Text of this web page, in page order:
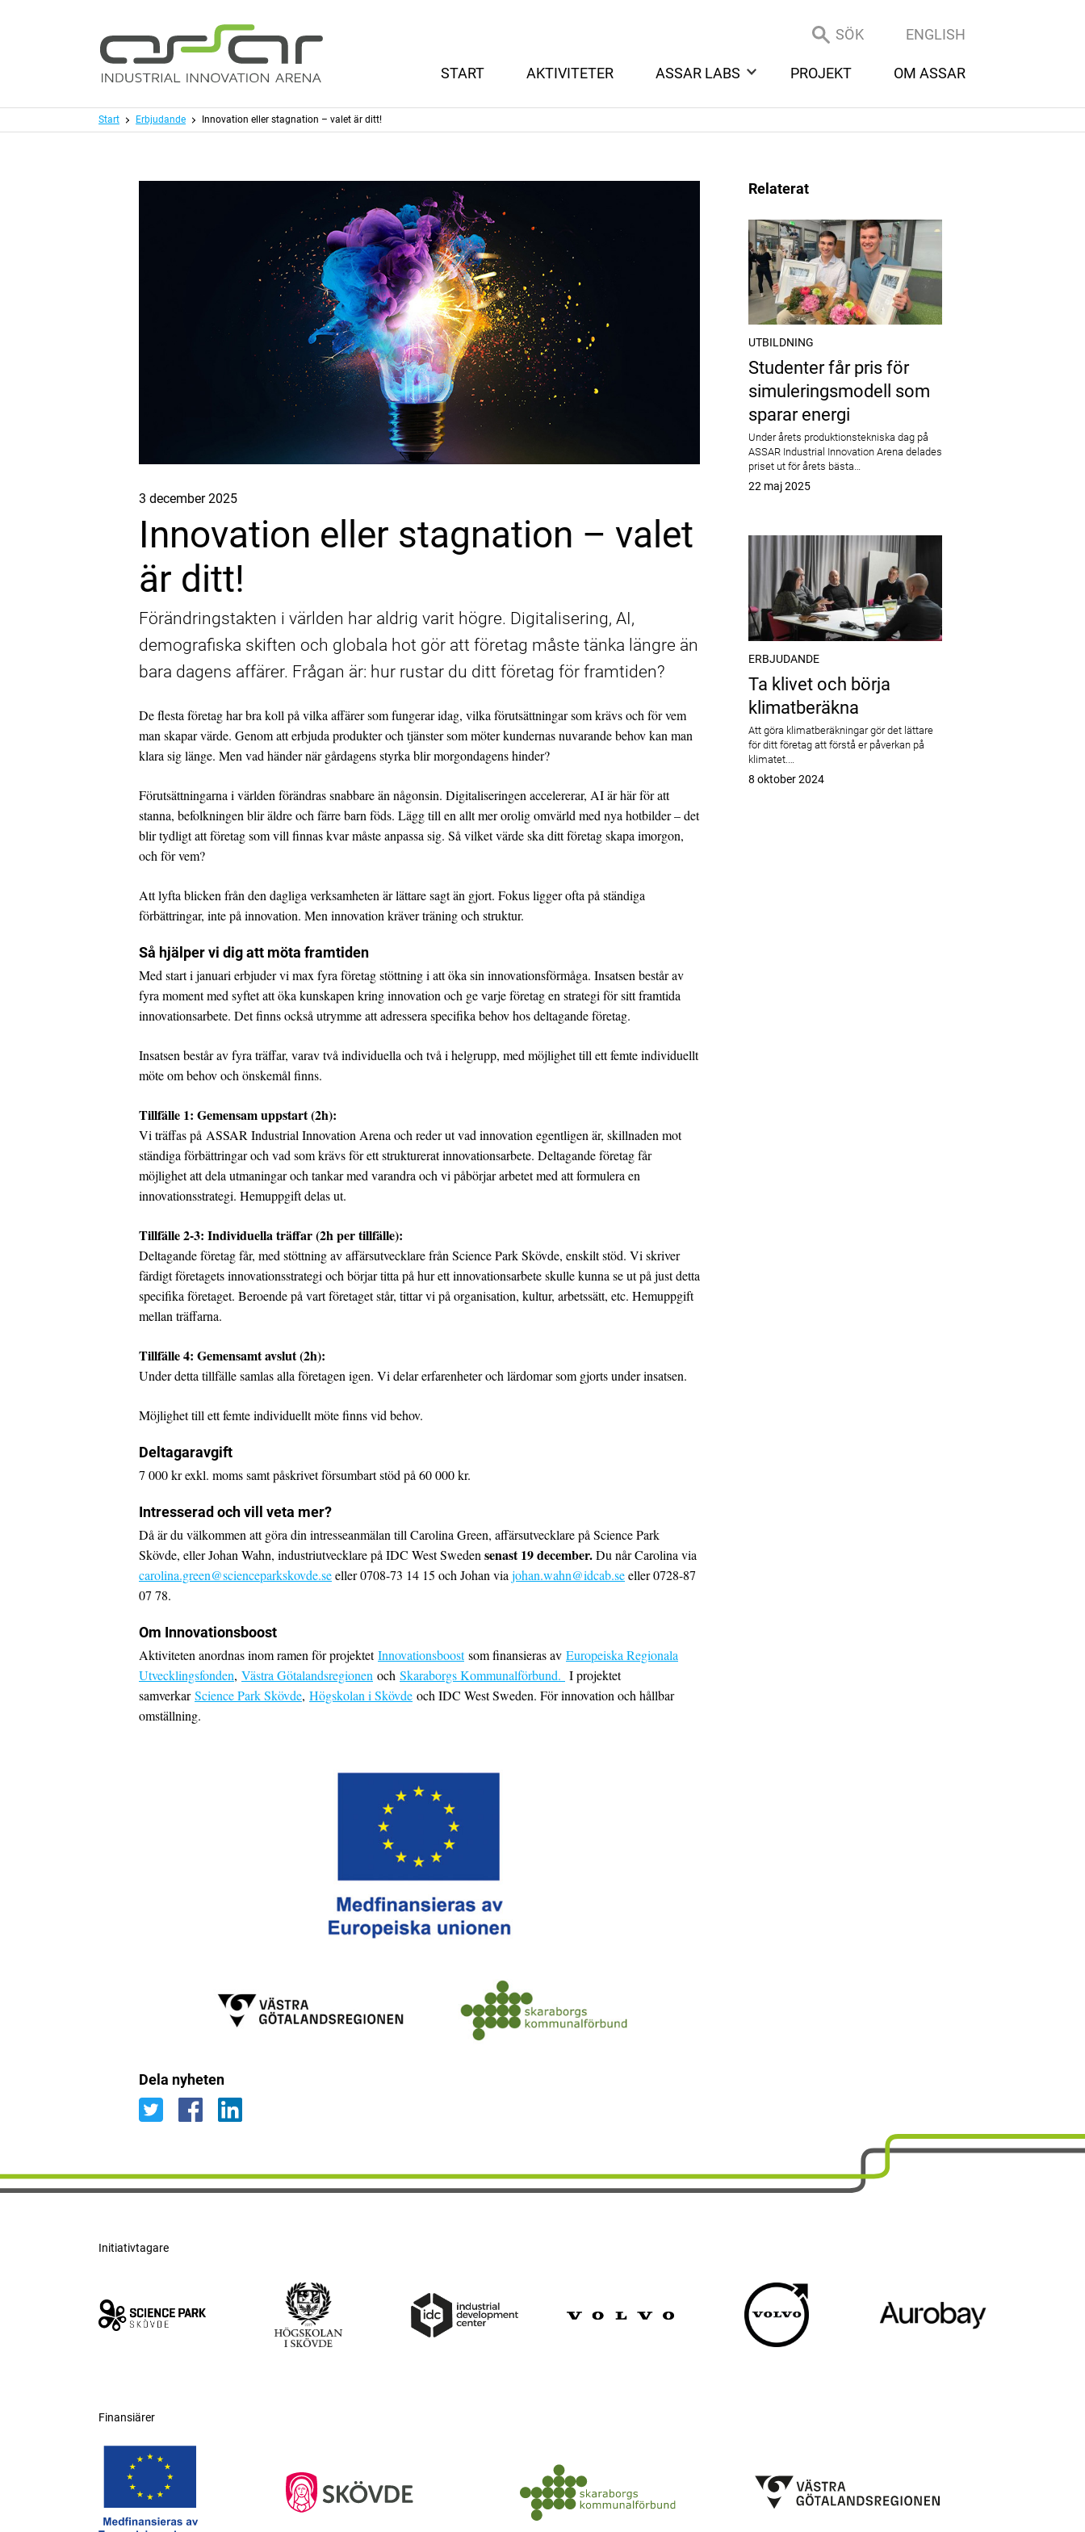
SÖK
ENGLISH
START
AKTIVITETER ASSAR LABS PROJEKT OM ASSAR
Start Erbjudande Innovation eller stagnation – valet är ditt!
Publicerat
3 december 2025
Innovation eller stagnation – valet
är ditt!
Förändringstakten i världen har aldrig varit högre. Digitalisering, AI,
demografiska skiften och globala hot gör att företag måste tänka längre än
bara dagens affärer. Frågan är: hur rustar du ditt företag för framtiden?
De flesta företag har bra koll på vilka affärer som fungerar idag, vilka förutsättningar som krävs och för vem
man skapar värde. Genom att erbjuda produkter och tjänster som möter kundernas nuvarande behov kan man
klara sig länge. Men vad händer när gårdagens styrka blir morgondagens hinder?
Förutsättningarna i världen förändras snabbare än någonsin. Digitaliseringen accelererar, AI är här för att
stanna, befolkningen blir äldre och färre barn föds. Lägg till en allt mer orolig omvärld med nya hotbilder – det
blir tydligt att företag som vill finnas kvar måste anpassa sig. Så vilket värde ska ditt företag skapa imorgon,
och för vem?
Att lyfta blicken från den dagliga verksamheten är lättare sagt än gjort. Fokus ligger ofta på ständiga
förbättringar, inte på innovation. Men innovation kräver träning och struktur.
Så hjälper vi dig att möta framtiden
Med start i januari erbjuder vi max fyra företag stöttning i att öka sin innovationsförmåga. Insatsen består av
fyra moment med syftet att öka kunskapen kring innovation och ge varje företag en strategi för sitt framtida
innovationsarbete. Det finns också utrymme att adressera specifika behov hos deltagande företag.
Insatsen består av fyra träffar, varav två individuella och två i helgrupp, med möjlighet till ett femte individuellt
möte om behov och önskemål finns.
Tillfälle 1: Gemensam uppstart (2h):
Vi träffas på ASSAR Industrial Innovation Arena och reder ut vad innovation egentligen är, skillnaden mot
ständiga förbättringar och vad som krävs för ett strukturerat innovationsarbete. Deltagande företag får
möjlighet att dela utmaningar och tankar med varandra och vi påbörjar arbetet med att formulera en
innovationsstrategi. Hemuppgift delas ut.
Tillfälle 2-3: Individuella träffar (2h per tillfälle):
Deltagande företag får, med stöttning av affärsutvecklare från Science Park Skövde, enskilt stöd. Vi skriver
färdigt företagets innovationsstrategi och börjar titta på hur ett innovationsarbete skulle kunna se ut på just detta
specifika företaget. Beroende på vart företaget står, tittar vi på organisation, kultur, arbetssätt, etc. Hemuppgift
mellan träffarna.
Tillfälle 4: Gemensamt avslut (2h):
Under detta tillfälle samlas alla företagen igen. Vi delar erfarenheter och lärdomar som gjorts under insatsen.
Möjlighet till ett femte individuellt möte finns vid behov.
Deltagaravgift
7 000 kr exkl. moms samt påskrivet försumbart stöd på 60 000 kr.
Intresserad och vill veta mer?
Då är du välkommen att göra din intresseanmälan till Carolina Green, affärsutvecklare på Science Park
Skövde, eller Johan Wahn, industriutvecklare på IDC West Sweden senast 19 december.Du når Carolina via
carolina.green@scienceparkskovde.seeller 0708-73 14 15 och Johan via johan.wahn@idcab.seeller 0728-87
07 78.
Om Innovationsboost
Aktiviteten anordnas inom ramen för projektetInnovationsboostsom finansieras av Europeiska Regionala
Utvecklingsfonden, Västra Götalandsregionen och Skaraborgs Kommunalförbund. I projektet
samverkarScience Park Skövde, Högskolan i Skövde och IDC West Sweden. För innovation och hållbar
omställning.
Dela nyheten
Relaterat
UTBILDNING
Studenter får pris för simuleringsmodell som sparar energi
Studenter får pris för
simuleringsmodell som
sparar energi
Under årets produktionstekniska dag på
ASSAR Industrial Innovation Arena delades
priset ut för årets bästa…
Publicerat
22 maj 2025
ERBJUDANDE
Ta klivet och börja klimatberäkna
Ta klivet och börja
klimatberäkna
Att göra klimatberäkningar gör det lättare
för ditt företag att förstå er påverkan på
klimatet.…
Publicerat
8 oktober 2024
Initiativtagare
Finansiärer